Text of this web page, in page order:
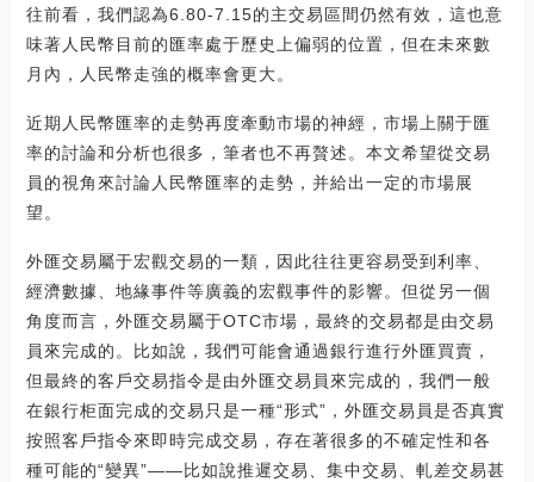
往前看，我們認為6.80-7.15的主交易區間仍然有效，這也意
味著人民幣目前的匯率處于歷史上偏弱的位置，但在未來數
月內，人民幣走強的概率會更大。
近期人民幣匯率的走勢再度牽動市場的神經，市場上關于匯
率的討論和分析也很多，筆者也不再贅述。本文希望從交易
員的視角來討論人民幣匯率的走勢，并給出一定的市場展
望。
外匯交易屬于宏觀交易的一類，因此往往更容易受到利率、
經濟數據、地緣事件等廣義的宏觀事件的影響。但從另一個
角度而言，外匯交易屬于OTC市場，最終的交易都是由交易
員來完成的。比如說，我們可能會通過銀行進行外匯買賣，
但最終的客戶交易指令是由外匯交易員來完成的，我們一般
在銀行柜面完成的交易只是一種“形式”，外匯交易員是否真實
按照客戶指令來即時完成交易，存在著很多的不確定性和各
種可能的“變異”——比如說推遲交易、集中交易、軋差交易甚